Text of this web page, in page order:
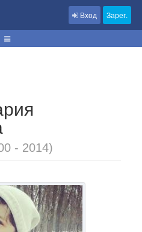
Вход Зарег.
- 2014)